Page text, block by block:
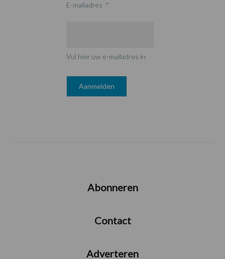
E-mailadres *
Vul hier uw e-mailadres in
Abonneren
Contact
Adverteren